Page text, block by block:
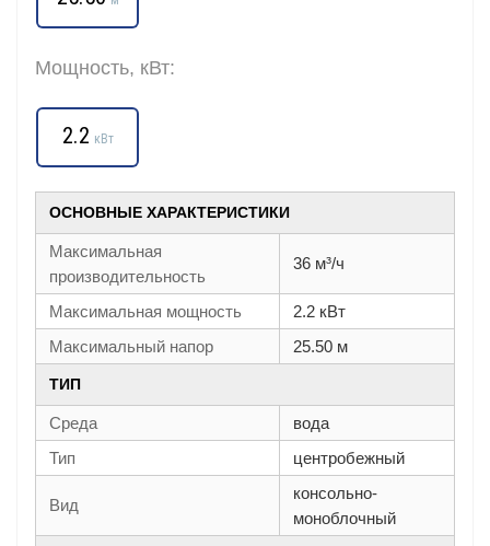
Мощность, кВт:
2.2 кВт
ОСНОВНЫЕ ХАРАКТЕРИСТИКИ
Максимальная
производительность
36 м³/ч
Максимальная мощность
2.2 кВт
Максимальный напор
25.50 м
ТИП
Среда
вода
Тип
центробежный
Вид
консольно-
моноблочный